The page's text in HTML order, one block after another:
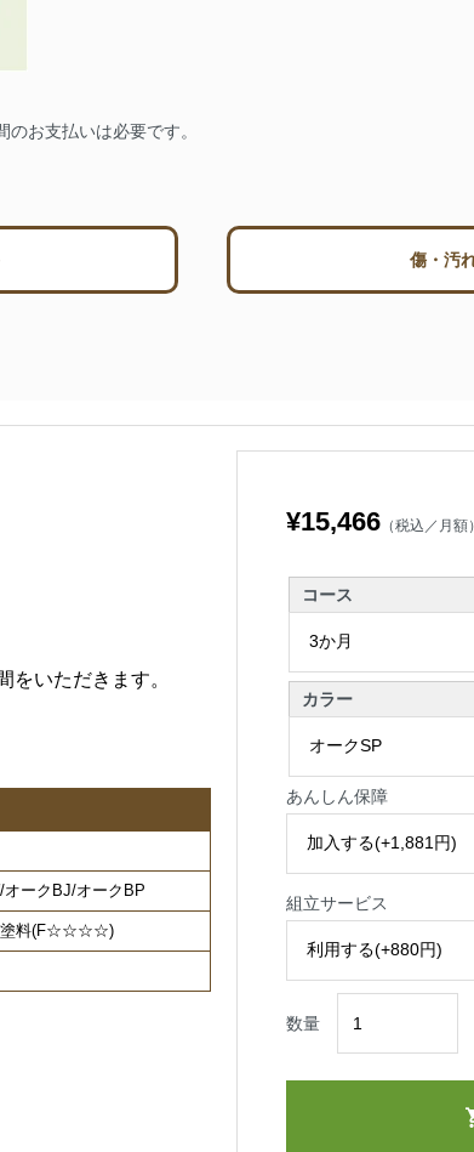
お支払いは必要です。
傷・汚
いただきます。
ークBJ/オークBP
塗料(F☆☆☆☆)
¥15,466（税込／月額
コース
カラー
あんしん保障
組立サービス
数量